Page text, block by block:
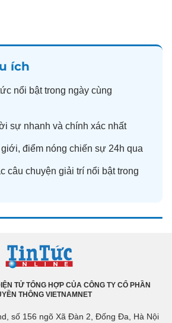
ích
nổi bật trong ngày cùng
sự nhanh và chính xác nhất
giới, điểm nóng chiến sự 24h qua
câu chuyện giải trí nổi bật trong
TỬ TỔNG HỢP CỦA CÔNG TY CỔ PHẦN
THÔNG VIETNAMNET
số 156 ngõ Xã Đàn 2, Đống Đa, Hà Nội